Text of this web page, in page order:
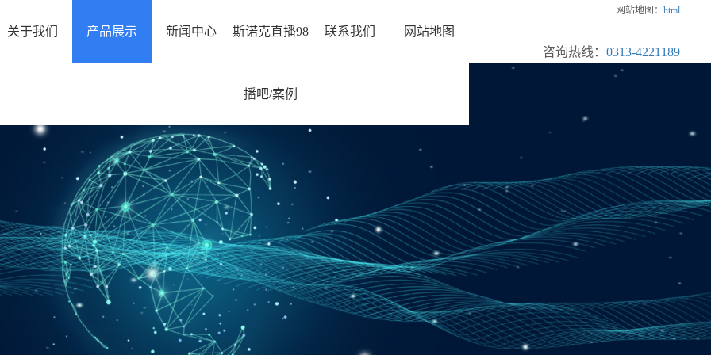
关于我们 产品展示 新闻中心 斯诺克直播98
播吧/案例
联系我们 网站地图
网站地图： html
咨询热线： 0313-4221189